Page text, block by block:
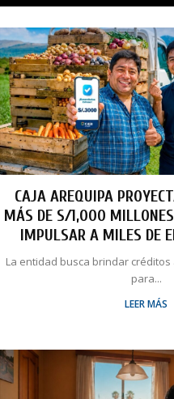
CAJA AREQUIPA
MÁS DE S/1,000
IMPULSAR A MILES DE
La entidad busca brindar
para...
LEER MÁS